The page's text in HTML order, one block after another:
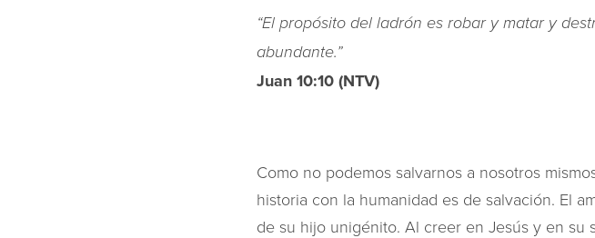
“El propósito del ladrón es robar y matar y
abundante.”‬‬‬‬‬‬‬‬‬‬‬‬‬‬
Juan‬ ‭10:10‬ ‭(NTV)
Como no podemos salvarnos a nosotros
historia con la humanidad es de salvación. El
de su hijo unigénito. Al creer en Jesús y en su